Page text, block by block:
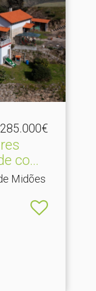
285.000€
co.​..
Midões